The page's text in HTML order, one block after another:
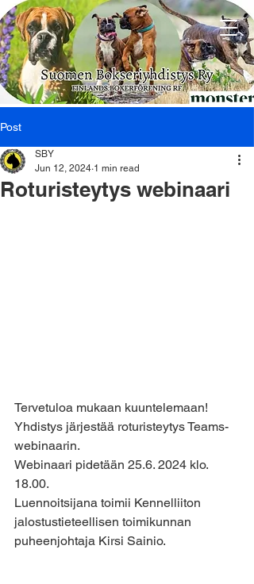
Post
Roturisteytys webinaari
SBY
Jun 12, 2024 1 min read
Tervetuloa mukaan kuuntelemaan!
Yhdistys järjestää roturisteytys Teams-
webinaarin.
Webinaari pidetään 25.6. 2024 klo.
18.00.
Luennoitsijana toimii Kennelliiton
jalostustieteellisen toimikunnan
puheenjohtaja Kirsi Sainio.